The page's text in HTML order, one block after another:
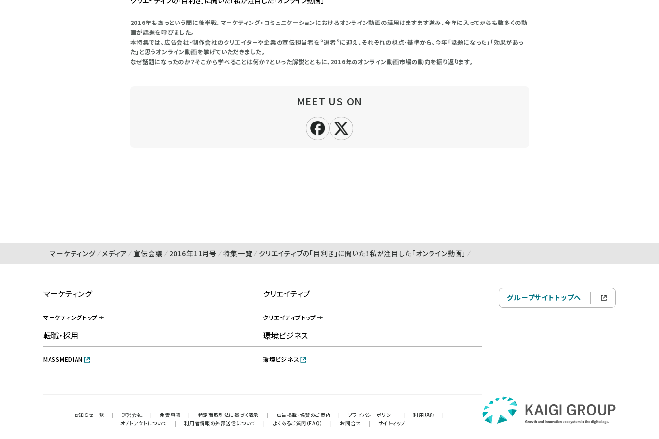
2016年もあっという間に後半戦。マーケティング・コミュニケーションにおけるオンライン動画の活用はますます進み、今年に入ってからも数多くの動
画が話題を呼びました。
本特集では、広告会社・制作会社のクリエイターや企業の宣伝担当者を“選者”に迎え、それぞれの視点・基準から、今年「話題になった」「効果があっ
た」と思うオンライン動画を挙げていただきました。
なぜ話題になったのか？そこから学べることは何か？といった解説とともに、2016年のオンライン動画市場の動向を振り返ります。
MEET US ON
マーケティング メディア 宣伝会議 2016年11月号 特集一覧 クリエイティブの「目利き」に聞いた！私が注目した「オンライン動画」
マーケティング
マーケティングトップ
クリエイティブ
クリエイティブトップ
転職・採用
MASSMEDIAN
環境ビジネス
環境ビジネス
お知らせ一覧 | 運営会社 | 免責事項 | 特定商取引法に基づく表示 | 広告掲載・協賛のご案内 | プライバシーポリシー | 利用規約
|
オプトアウトについて
| 利用者情報の外部送信について | よくあるご質問（FAQ） | お問合せ | サイトマップ
グループサイトトップへ